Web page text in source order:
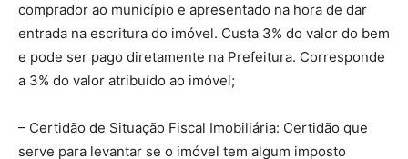
comprador ao município e apresentado na hora de dar
entrada na escritura do imóvel. Custa 3% do valor do bem
e pode ser pago diretamente na Prefeitura. Corresponde
a 3% do valor atribuído ao imóvel;
– Certidão de Situação Fiscal Imobiliária: Certidão que
serve para levantar se o imóvel tem algum imposto